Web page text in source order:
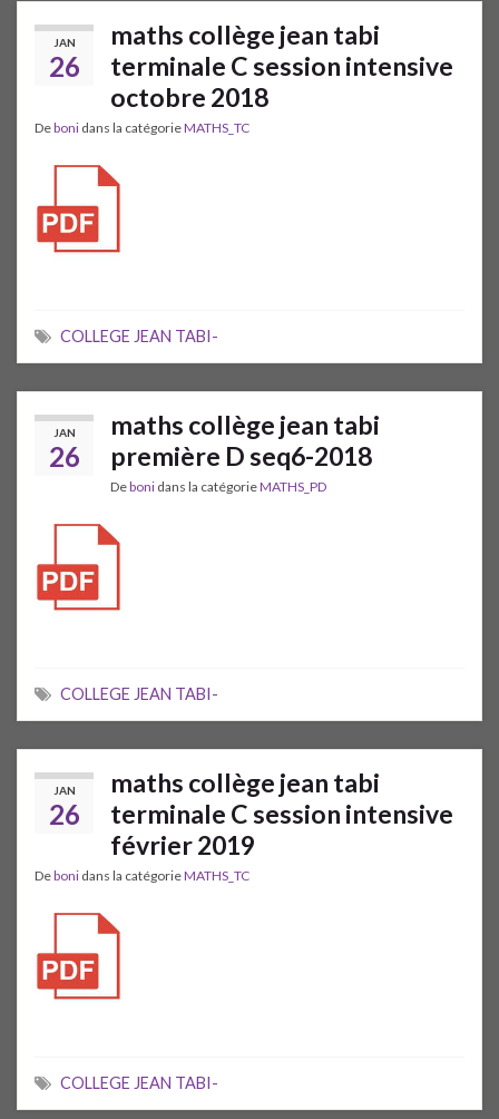
JAN
26
maths collège jean tabi
terminale C session intensive
octobre 2018
Deboni dans la catégorieMATHS_TC
COLLEGE JEAN TABI-
JAN
26
maths collège jean tabi
première D seq6-2018
Deboni dans la catégorieMATHS_PD
COLLEGE JEAN TABI-
JAN
26
maths collège jean tabi
terminale C session intensive
février 2019
Deboni dans la catégorieMATHS_TC
COLLEGE JEAN TABI-